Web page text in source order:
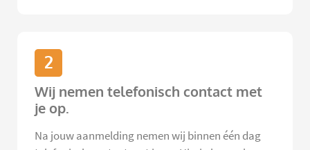
2
Wij nemen telefonisch contact met
je op.
Na jouw aanmelding nemen wij binnen één dag